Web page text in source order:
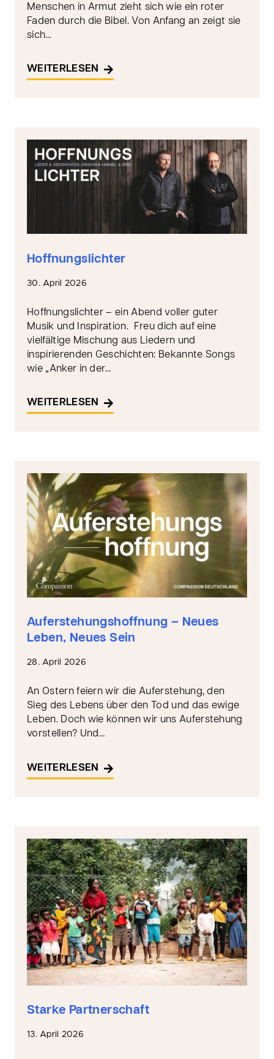
Menschen in Armut zieht sich wie ein roter
Faden durch die Bibel. Von Anfang an zeigt sie
sich…
WEITERLESEN
Hoffnungslichter
30. April 2026
Hoffnungslichter – ein Abend voller guter
Musik und Inspiration. Freu dich auf eine
vielfältige Mischung aus Liedern und
inspirierenden Geschichten: Bekannte Songs
wie „Anker in der…
WEITERLESEN
Auferstehungshoffnung – Neues
Leben, Neues Sein
28. April 2026
An Ostern feiern wir die Auferstehung, den
Sieg des Lebens über den Tod und das ewige
Leben. Doch wie können wir uns Auferstehung
vorstellen? Und…
WEITERLESEN
Starke Partnerschaft
13. April 2026